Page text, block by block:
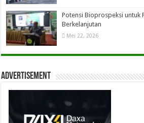
Potensi Bioprospeksi untuk
Berkelanjutan
Mei 22, 2026
Advertisement